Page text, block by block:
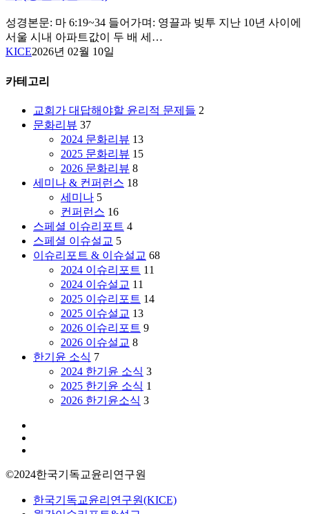
프:
복
있
는
들
의
성경본문: 마 6:19~34 들어가며: 영끌과 빚투 지난 10년 사이에
서울 시내 아파트값이 두 배 세…
KICE2026년 02월 10일
카테고리
교회가 대답해야할 윤리적 문제들 2
문화리뷰 37
2024 문화리뷰 13
2025 문화리뷰 15
2026 문화리뷰 8
세미나 & 컨퍼런스 18
세미나 5
컨퍼런스 16
스페셜 이슈리포트 4
스페셜 이슈설교 5
이슈리포트 & 이슈설교 68
2024 이슈리포트 11
2024 이슈설교 11
2025 이슈리포트 14
2025 이슈설교 13
2026 이슈리포트 9
2026 이슈설교 8
한기윤 소식 7
2024 한기윤 소식 3
2025 한기윤 소식 1
2026 한기윤소식 3
©2024한국기독교윤리연구원
Close
Menu
한국기독교윤리연구원(KICE)